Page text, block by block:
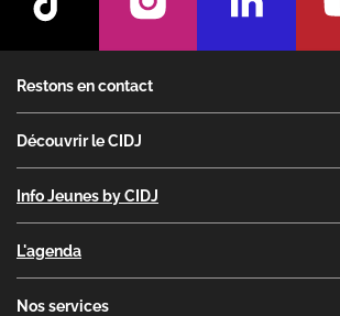
Restons en contact
Découvrir le CIDJ
Info Jeunes by CIDJ
L'agenda
Nos services